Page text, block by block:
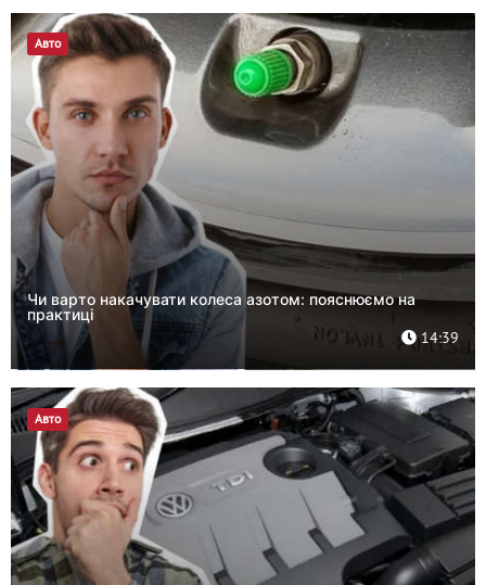
Авто
Чи варто накачувати колеса азотом: пояснюємо на
практиці
14:39
Авто